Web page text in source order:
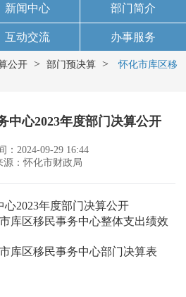
新闻中心 部门简介
互动交流 办事服务
公开 > 部门预决算 >
怀化市库区移
中心2023年度部门决算公开
：2024-09-29 16:44
源：怀化市财政局
2023年度部门决算公开
库区移民事务中心整体支出绩效
库区移民事务中心部门决算表